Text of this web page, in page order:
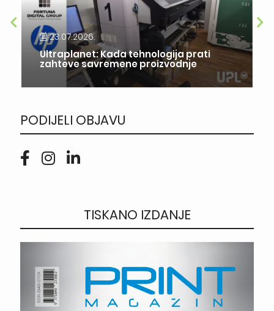
23.07.2026.
Ultraplanet: Kada tehnologija prati
zahteve savremene proizvodnje
PODIJELI OBJAVU
TISKANO IZDANJE